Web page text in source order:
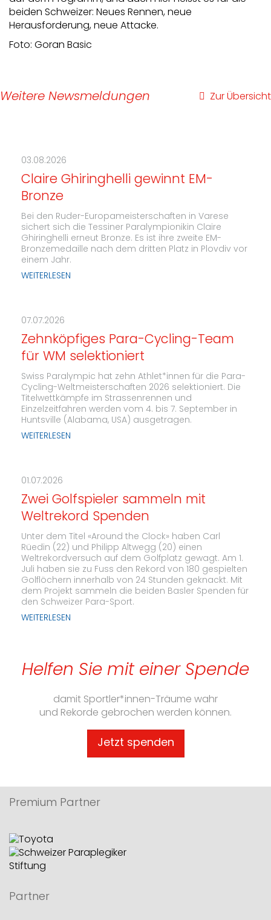
beiden Schweizer: Neues Rennen, neue
Herausforderung, neue Attacke.
Foto: Goran Basic
Zur Übersicht
Weitere Newsmeldungen
03.08.2026
Claire Ghiringhelli gewinnt EM-
Bronze
Bei den Ruder-Europameisterschaften in Varese
sichert sich die Tessiner Paralympionikin Claire
Ghiringhelli erneut Bronze. Es ist ihre zweite EM-
Bronzemedaille nach dem dritten Platz in Plovdiv vor
einem Jahr.
WEITERLESEN
07.07.2026
Zehnköpfiges Para-Cycling-Team
für WM selektioniert
Swiss Paralympic hat zehn Athlet*innen für die Para-
Cycling-Weltmeisterschaften 2026 selektioniert. Die
Titelwettkämpfe im Strassenrennen und
Einzelzeitfahren werden vom 4. bis 7. September in
Huntsville (Alabama, USA) ausgetragen.
WEITERLESEN
01.07.2026
Zwei Golfspieler sammeln mit
Weltrekord Spenden
Unter dem Titel «Around the Clock» haben Carl
Rüedin (22) und Philipp Altwegg (20) einen
Weltrekordversuch auf dem Golfplatz gewagt. Am 1.
Juli haben sie zu Fuss den Rekord von 180 gespielten
Golflöchern innerhalb von 24 Stunden geknackt. Mit
dem Projekt sammeln die beiden Basler Spenden für
den Schweizer Para-Sport.
WEITERLESEN
Helfen Sie mit einer Spende
damit Sportler*innen-Träume wahr
und Rekorde gebrochen werden können.
Jetzt spenden
Premium Partner
Partner